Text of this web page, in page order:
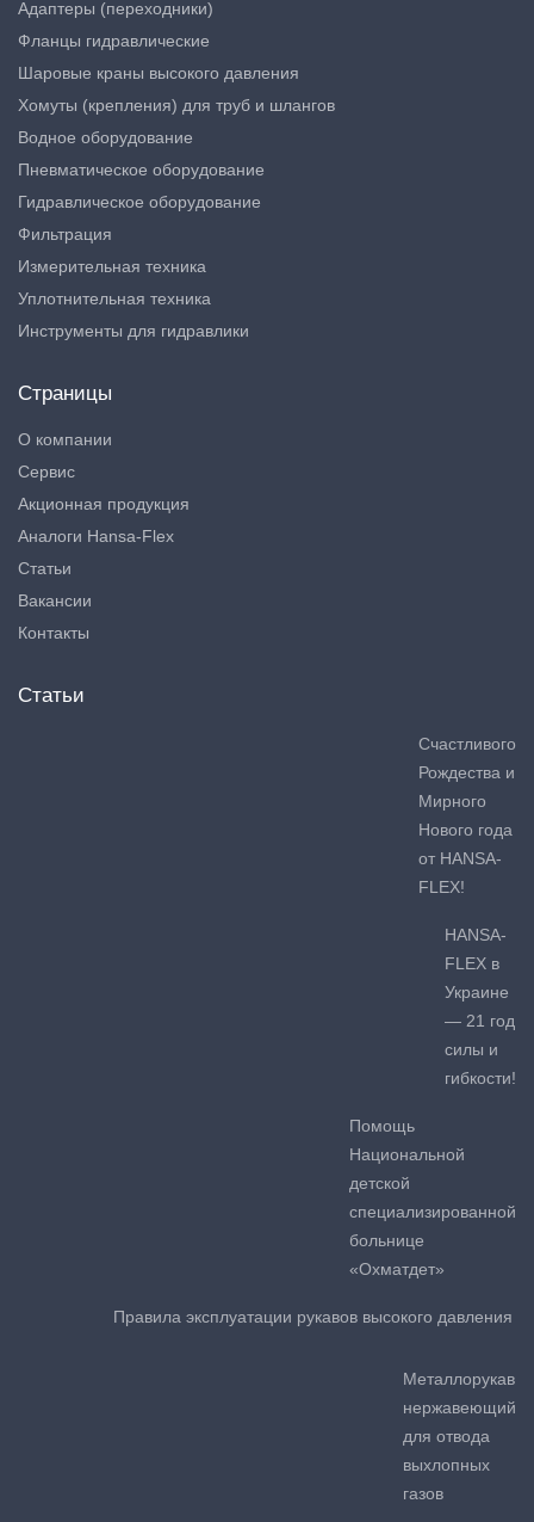
Адаптеры (переходники)
Фланцы гидравлические
Шаровые краны высокого давления
Хомуты (крепления) для труб и шлангов
Водное оборудование
Пневматическое оборудование
Гидравлическое оборудование
Фильтрация
Измерительная техника
Уплотнительная техника
Инструменты для гидравлики
Страницы
О компании
Сервис
Акционная продукция
Аналоги Hansa-Flex
Статьи
Вакансии
Контакты
Статьи
Счастливого
Рождества и
Мирного
Нового года
от HANSA-
FLEX!
HANSA-
FLEX в
Украине
— 21 год
силы и
гибкости!
Помощь
Национальной
детской
специализированной
больнице
«Охматдет»
Правила эксплуатации рукавов высокого давления
Металлорукав
нержавеющий
для отвода
выхлопных
газов